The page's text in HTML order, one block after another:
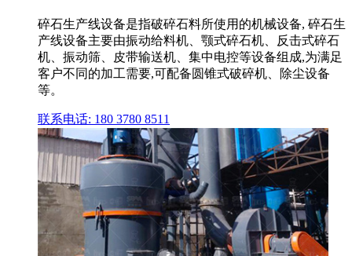
碎石生产线设备是指破碎石料所使用的机械设备, 碎石生
产线设备主要由振动给料机、颚式碎石机、反击式碎石
机、振动筛、皮带输送机、集中电控等设备组成,为满足
客户不同的加工需要,可配备圆锥式破碎机、除尘设备
等。
联系电话: 180 3780 8511